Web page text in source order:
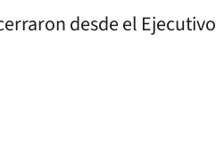
desde el Ejecutivo